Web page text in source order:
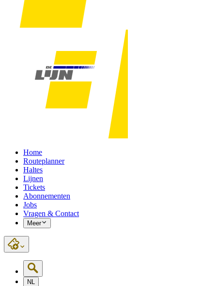
Home
Routeplanner
Haltes
Lijnen
Tickets
Abonnementen
Jobs
Vragen & Contact
Meer
NL